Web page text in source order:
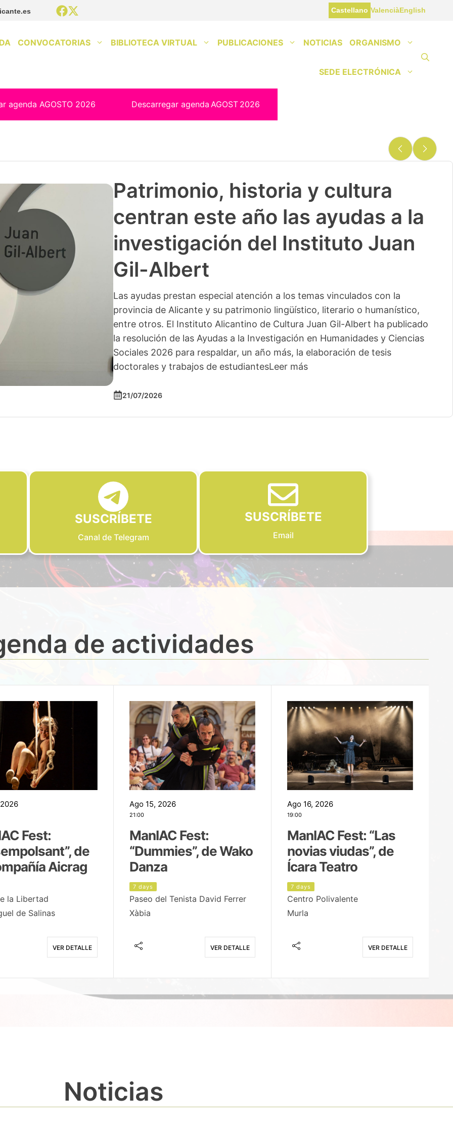
Castellano ValenciàEnglish
CONVOCATORIAS BIBLIOTECA VIRTUAL PUBLICACIONES NOTICIAS ORGANISMO
SEDE ELECTRÓNICA
agenda AGOSTO 2026 Descarregar agenda AGOST 2026
Patrimonio, historia y cultura
centran este año las ayudas a la
investigación del Instituto Juan
Gil-Albert
Las ayudas prestan especial atención a los temas vinculados con la
provincia de Alicante y su patrimonio lingüístico, literario o humanístico,
entre otros. El Instituto Alicantino de Cultura Juan Gil-Albert ha publicado
la resolución de las Ayudas a la Investigación en Humanidades y Ciencias
Sociales 2026 para respaldar, un año más, la elaboración de tesis
doctorales y trabajos de estudiantesLeer más
21/07/2026
SUSCRÍBETE
Canal de Telegram
SUSCRÍBETE
Email
de actividades
Fest:
de
Aicrag
la Libertad
de Salinas
VER DETALLE
Ago 15, 2026
21:00
ManIAC Fest:
“Dummies”, de Wako
Danza
7 days
Paseo del Tenista David Ferrer
Xàbia
VER DETALLE
Ago 16, 2026
19:00
ManIAC Fest: “Las
novias viudas”, de
Ícara Teatro
7 days
Centro Polivalente
Murla
VER DETALLE
Noticias